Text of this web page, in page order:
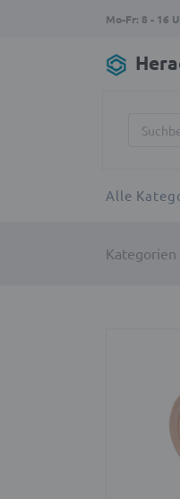
Mo-Fr: 8 - 16
Alle
Kategorien